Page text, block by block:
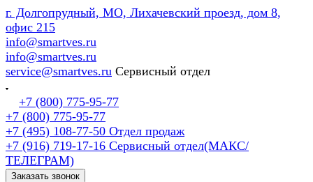
г. Долгопрудный, МО, Лихачевский проезд, дом 8,
офис 215
info@smartves.ru
info@smartves.ru
service@smartves.ru Сервисный отдел
+7 (800) 775-95-77
+7 (800) 775-95-77
+7 (495) 108-77-50 Отдел продаж
+7 (916) 719-17-16 Сервисный отдел(МАКС/
ТЕЛЕГРАМ)
Заказать звонок